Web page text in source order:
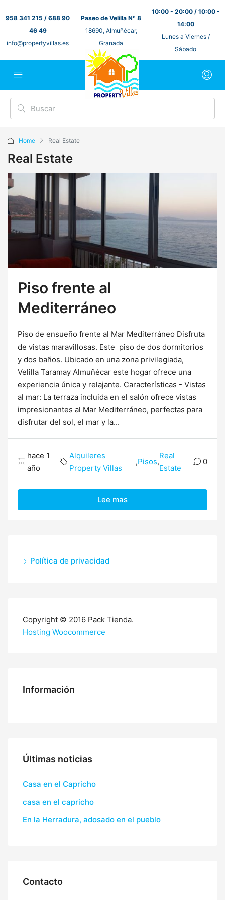
958 341 215 / 688 90
46 49
info@propertyvillas.es
Paseo de Velilla Nº 8
18690, Almuñécar,
Granada
10:00 - 20:00 / 10:00 -
14:00
Lunes a Viernes /
Sábado
Home Real Estate
Real Estate
Piso frente al
Mediterráneo
Piso de ensueño frente al Mar Mediterráneo Disfruta
de vistas maravillosas. Este piso de dos dormitorios
y dos baños. Ubicado en una zona privilegiada,
Velilla Taramay Almuñécar este hogar ofrece una
experiencia única y relajante. Características - Vistas
al mar: La terraza incluida en el salón ofrece vistas
impresionantes al Mar Mediterráneo, perfectas para
disfrutar del sol, el mar y la...
hace 1
año
Alquileres
Property Villas
,Pisos,
Real
Estate
0
Lee mas
Política de privacidad
Copyright © 2016 Pack Tienda.
Hosting Woocommerce
Información
Últimas noticias
Casa en el Capricho
casa en el capricho
En la Herradura, adosado en el pueblo
Contacto